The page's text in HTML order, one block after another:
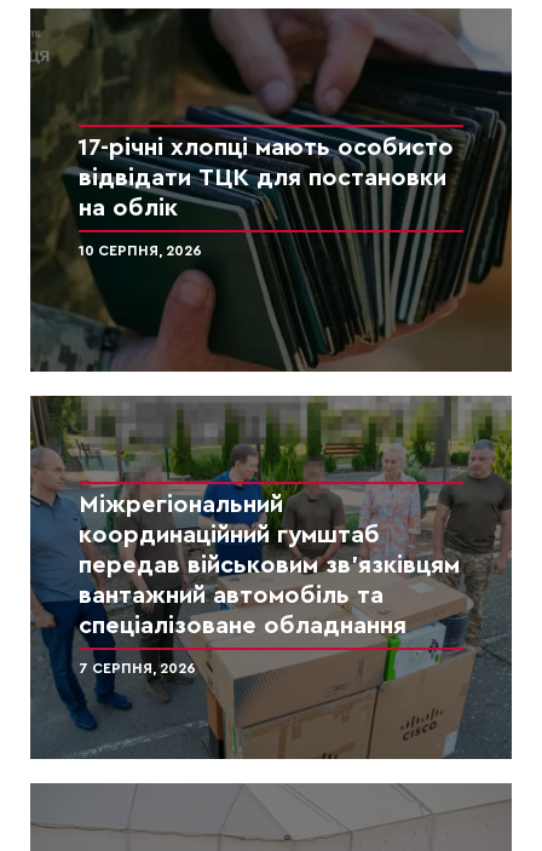
17-річні хлопці мають особисто
відвідати ТЦК для постановки
на облік
10 СЕРПНЯ, 2026
Міжрегіональний
координаційний гумштаб
передав військовим зв’язківцям
вантажний автомобіль та
спеціалізоване обладнання
7 СЕРПНЯ, 2026